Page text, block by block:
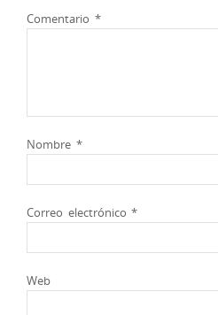
Comentario *
Nombre *
Correo electrónico*
Web